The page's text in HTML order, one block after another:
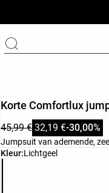
Kleur:Lichtgeel
Lijst met productkleuren
Korte Comfortlux
45,99 € 32,19 €-30,00%
Jumpsuit van ademende,